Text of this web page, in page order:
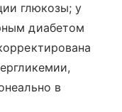
глюкозы; у
диабетом
в